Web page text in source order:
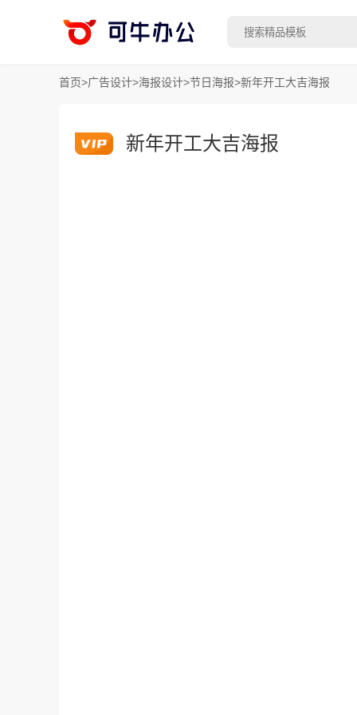
首页>广告设计>海报设计>节日海报>新年开工大吉海报
新年开工大吉海报